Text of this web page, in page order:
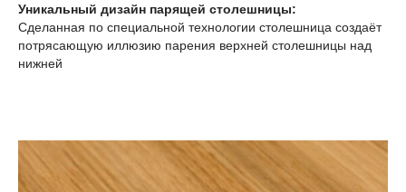
Уникальный дизайн парящей столешницы:
Сделанная по специальной технологии столешница создаёт
потрясающую иллюзию парения верхней столешницы над
нижней